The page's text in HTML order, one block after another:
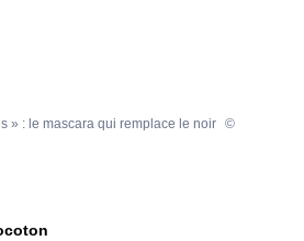
» : le mascara qui remplace le noir ©